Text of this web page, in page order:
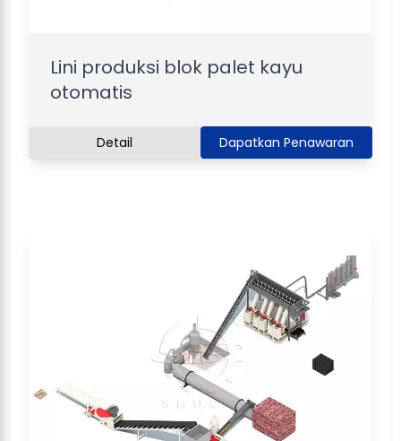
Lini produksi blok palet kayu
otomatis
Detail Dapatkan Penawaran